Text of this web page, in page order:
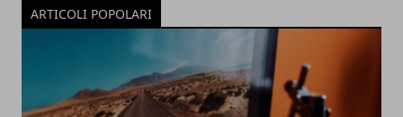
ARTICOLI POPOLARI